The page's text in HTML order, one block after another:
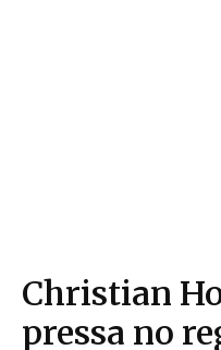
Christian
pressa no